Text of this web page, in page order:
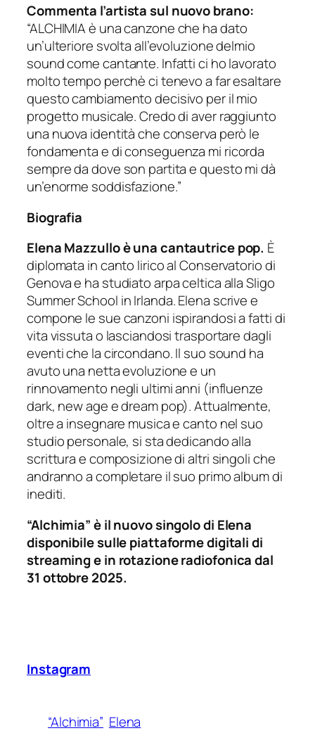
Commenta l’artista sul nuovo brano:
“ALCHIMIA è una canzone che ha dato
un’ulteriore svolta all’evoluzione delmio
sound come cantante. Infatti ci ho lavorato
molto tempo perchè ci tenevo a far esaltare
questo cambiamento decisivo per il mio
progetto musicale. Credo di aver raggiunto
una nuova identità che conserva però le
fondamenta e di conseguenza mi ricorda
sempre da dove son partita e questo mi dà
un’enorme soddisfazione.”
Biografia
Elena Mazzullo è una cantautrice pop. È
diplomata in canto lirico al Conservatorio di
Genova e ha studiato arpa celtica alla Sligo
Summer School in Irlanda. Elena scrive e
compone le sue canzoni ispirandosi a fatti di
vita vissuta o lasciandosi trasportare dagli
eventi che la circondano. Il suo sound ha
avuto una netta evoluzione e un
rinnovamento negli ultimi anni (influenze
dark, new age e dream pop). Attualmente,
oltre a insegnare musica e canto nel suo
studio personale, si sta dedicando alla
scrittura e composizione di altri singoli che
andranno a completare il suo primo album di
inediti.
“Alchimia” è il nuovo singolo di Elena
disponibile sulle piattaforme digitali di
streaming e in rotazione radiofonica dal
31 ottobre 2025.
Instagram
“Alchimia” Elena